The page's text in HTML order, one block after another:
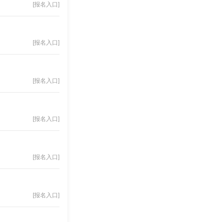
[报名入口]
[报名入口]
[报名入口]
[报名入口]
[报名入口]
[报名入口]